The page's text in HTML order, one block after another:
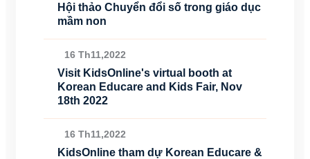
Hội thảo Chuyển đổi số trong giáo dục
mầm non
16 Th11,2022
Visit KidsOnline's virtual booth at
Korean Educare and Kids Fair, Nov
18th 2022
16 Th11,2022
KidsOnline tham dự Korean Educare &